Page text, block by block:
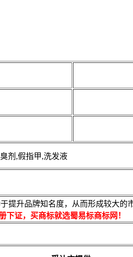
剂,假指甲,洗发液
提升品牌知名度，从而形成较大
证，买商标就选蜀易标商标网！